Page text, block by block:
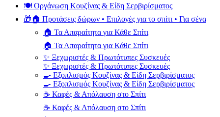
🍽️ Οργάνωση Κουζίνας & Είδη Σερβιρίσματος
🎁🏠 Προτάσεις δώρων • Επιλογές για το σπίτι • Για σένα
🏠 Τα Απαραίτητα για Κάθε Σπίτι
🏠 Τα Απαραίτητα για Κάθε Σπίτι
✨ Ξεχωριστές & Πρωτότυπες Συσκευές
✨ Ξεχωριστές & Πρωτότυπες Συσκευές
🍳 Εξοπλισμός Κουζίνας & Είδη Σερβιρίσματος
🍳 Εξοπλισμός Κουζίνας & Είδη Σερβιρίσματος
☕ Καφές & Απόλαυση στο Σπίτι
☕ Καφές & Απόλαυση στο Σπίτι